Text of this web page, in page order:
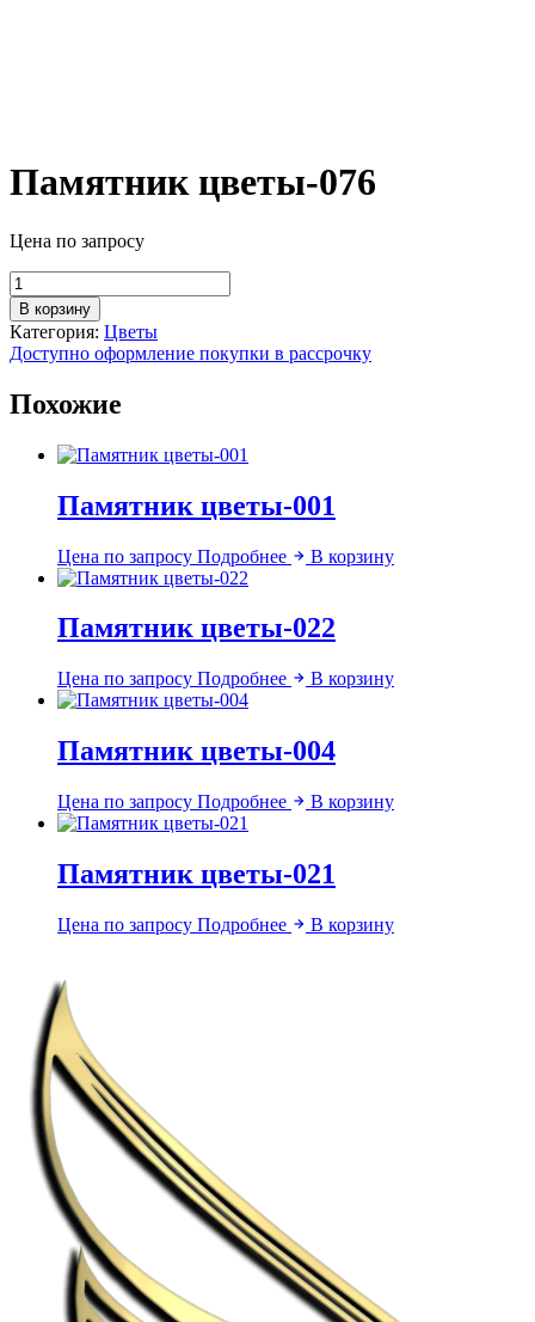
Памятник цветы-076
Цена по запросу
Количество
товара
Памятник
цветы-076
В корзину
Категория: Цветы
Доступно оформление покупки в рассрочку
Похожие
Памятник цветы-001
Цена по запросу Подробнее В корзину
Памятник цветы-022
Цена по запросу Подробнее В корзину
Памятник цветы-004
Цена по запросу Подробнее В корзину
Памятник цветы-021
Цена по запросу Подробнее В корзину